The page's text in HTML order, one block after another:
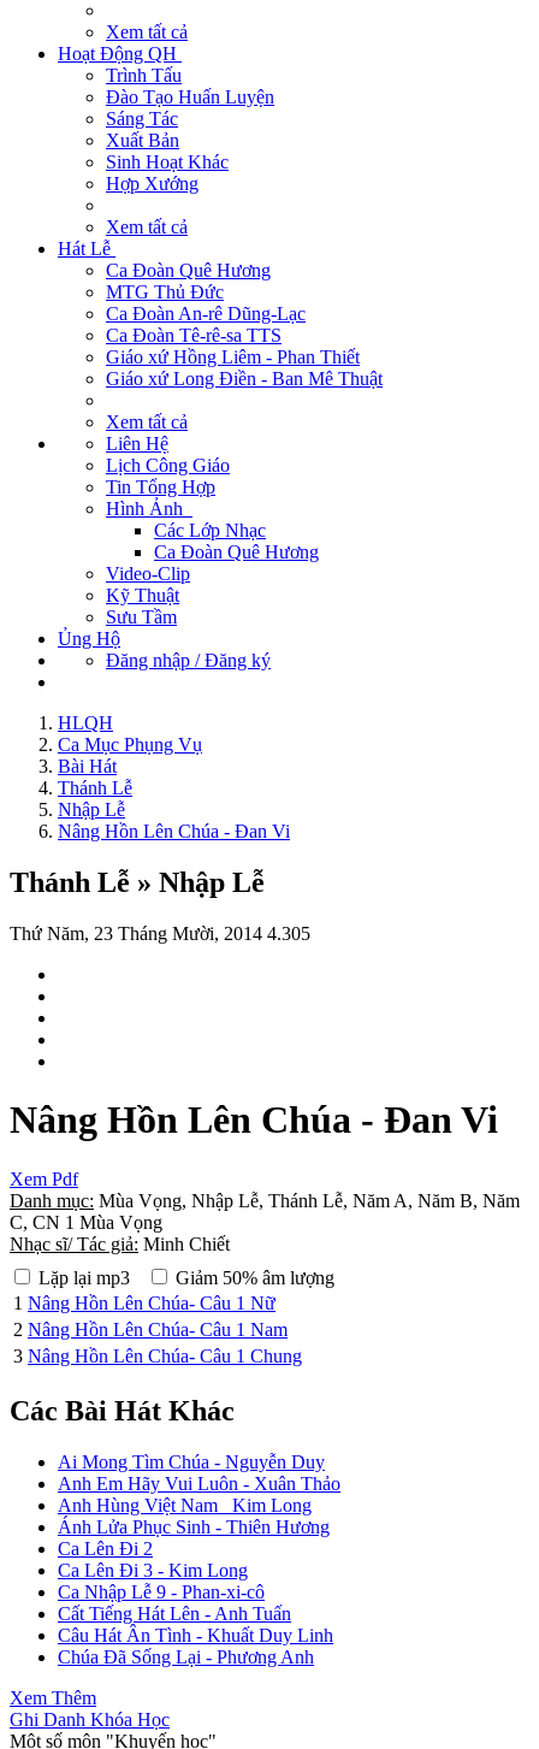
Xem tất cả
Hoạt Động QH
Trình Tấu
Đào Tạo Huấn Luyện
Sáng Tác
Xuất Bản
Sinh Hoạt Khác
Hợp Xướng
Xem tất cả
Hát Lễ
Ca Đoàn Quê Hương
MTG Thủ Đức
Ca Đoàn An-rê Dũng-Lạc
Ca Đoàn Tê-rê-sa TTS
Giáo xứ Hồng Liêm - Phan Thiết
Giáo xứ Long Điền - Ban Mê Thuật
Xem tất cả
Liên Hệ
Lịch Công Giáo
Tin Tổng Hợp
Hình Ảnh
Các Lớp Nhạc
Ca Đoàn Quê Hương
Video-Clip
Kỹ Thuật
Sưu Tầm
Ủng Hộ
Đăng nhập / Đăng ký
HLQH
Ca Mục Phụng Vụ
Bài Hát
Thánh Lễ
Nhập Lễ
Nâng Hồn Lên Chúa - Đan Vi
Thánh Lễ » Nhập Lễ
Thứ Năm, 23 Tháng Mười, 2014 4.305
Nâng Hồn Lên Chúa - Đan Vi
Xem Pdf
Danh mục: Mùa Vọng, Nhập Lễ, Thánh Lễ, Năm A, Năm B, Năm
C, CN 1 Mùa Vọng
Nhạc sĩ/ Tác giả: Minh Chiết
Lặp lại mp3
Giảm 50% âm lượng
1 Nâng Hồn Lên Chúa- Câu 1 Nữ
2 Nâng Hồn Lên Chúa- Câu 1 Nam
3 Nâng Hồn Lên Chúa- Câu 1 Chung
Các Bài Hát Khác
Ai Mong Tìm Chúa - Nguyễn Duy
Anh Em Hãy Vui Luôn - Xuân Thảo
Anh Hùng Việt Nam _Kim Long
Ánh Lửa Phục Sinh - Thiên Hương
Ca Lên Đi 2
Ca Lên Đi 3 - Kim Long
Ca Nhập Lễ 9 - Phan-xi-cô
Cất Tiếng Hát Lên - Anh Tuấn
Câu Hát Ân Tình - Khuất Duy Linh
Chúa Đã Sống Lại - Phương Anh
Xem Thêm
Ghi Danh Khóa Học
Một số môn "Khuyến học"